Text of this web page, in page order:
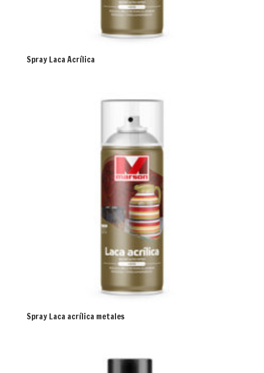
Spray Laca Acrílica
Spray Laca acrílica metales